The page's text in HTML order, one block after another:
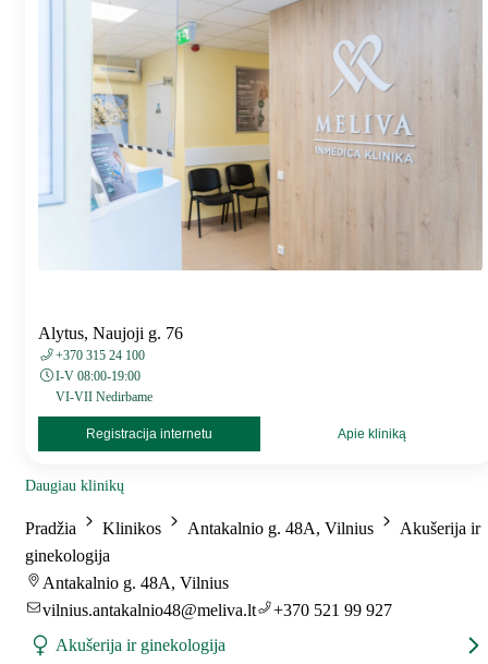
Alytus, Naujoji g. 76
+370 315 24 100
I-V 08:00-19:00
VI-VII Nedirbame
Registracija internetu Apie kliniką
Daugiau klinikų
Pradžia Klinikos Antakalnio g. 48A, Vilnius
Akušerija ir
ginekologija
Antakalnio g. 48A, Vilnius
vilnius.antakalnio48@meliva.lt
+370 521 99 927
Akušerija ir ginekologija